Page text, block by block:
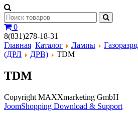
0
8(831)278-18-31
Главная Каталог Лампы
(ДРЛ
ДРВ) TDM
TDM
Copyright MAXXmarketing GmbH
JoomShopping Download & Support